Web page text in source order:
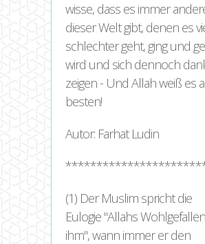
wisse, dass es immer
dieser Welt gibt, denen es
schlechter geht, ging und
wird und sich dennoch
zeigen - Und Allah weiß es
besten!
Autor: Farhat Ludin
(1) Der Muslim spricht die
Eulogie "Allahs
ihm", wann immer er den